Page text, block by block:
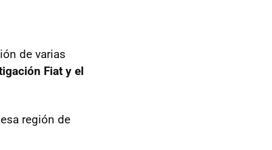
de varias
Fiat y el
región de